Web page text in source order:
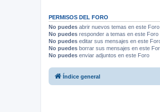
PERMISOS DEL FORO
No puedes abrir nuevos temas en este Foro
No puedes responder a temas en este Foro
No puedes editar sus mensajes en este
No puedes borrar sus mensajes en este
No puedes enviar adjuntos en este Foro
Índice general